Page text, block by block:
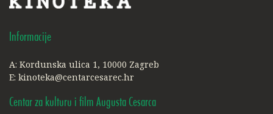
Informacije
A: Kordunska ulica 1, 10000 Zagreb
E: kinoteka@centarcesarec.hr
Centar za kulturu i film Augusta Cesarca